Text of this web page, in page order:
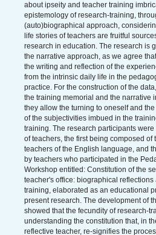
about ipseity and teacher training
epistemology of research-training,
(auto)biographical approach,
life stories of teachers are fruitful
research in education. The research is
the narrative approach, as we agree
the writing and reflection of the
from the intrinsic daily life in the
practice. For the construction of the
the training memorial and the narrative
they allow the turning to oneself and
of the subjectivities imbued in the
training. The research participants
of teachers, the first being composed of
teachers of the English language, and
by teachers who participated in the
Workshop entitled: Constitution of the
teacher's office: biographical reflections
training, elaborated as an educational
present research. The development of
showed that the fecundity of research-
understanding the constitution that, in
reflective teacher, re-signifies the